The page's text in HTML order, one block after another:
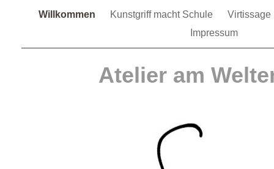
Willkommen Kunstgriff macht Schule
Virtissage
Impressum
Atelier am